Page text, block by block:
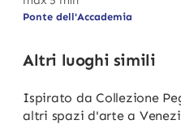
Ponte dell'Accademia
Altri luoghi simili
Ispirato da Collezione
altri spazi d'arte a